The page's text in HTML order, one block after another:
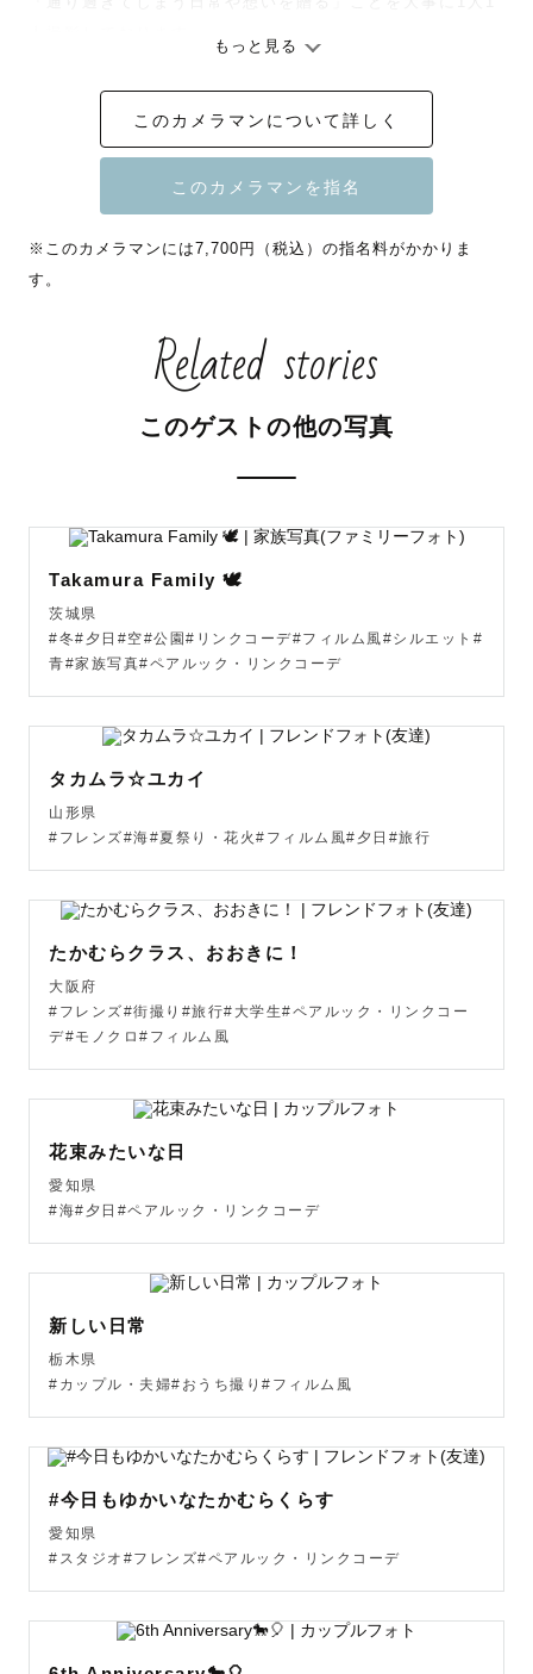
呼んでいただけると嬉しいです☺️
撮影のご相談・質問に関して、公式LINEからお気軽にご連
絡ください🗣
🌳どんな写真撮る人なの？☁️
た撮影を得意としています。
こうしたかったな、こうだったらいいなを一緒に創ってい
想いがないからといってお願いしちゃマズイかな、、とは
ましたらお気軽にご相談くださいね🌿🧺
🗣どんな人なの？
ぼーっと空を見上げるのがとても心地よく、カメラを始め
たきっかけの１つなんです 😌
ディズニーも好きで年パスを持って公園へ遊びに行く感覚
で行くくらいでした😂
かは地元の人たちが好きな場所だったり地域のことを聴い
て巡るのが好きです◎
を聴くのがワクワクでもあり楽しみでもありますのでぜひ
沼らせたいものがありましたらお待ちしております😂
カメラ始めるまで、自分の名前がとてつもなく苦手でし
た。
そういうこともあって、なりたい自分になれるもう一つの
ラブグラファーになる手前に出会った少年ジャンプ作品の
主人公の名前から拝借しています。
なぎた という名前、自分の中では想い込めてつけたものな
もっと見る
このカメラマンについて詳しく
※このカメラマンには7,700円（税込）の指名料がかかりま
す。
Related stories
このゲストの他の写真
Takamura Family 🕊
茨城県
#冬#夕日#空#公園#リンクコーデ#フィルム風#シルエット#
青#家族写真#ペアルック・リンクコーデ
タカムラ☆ユカイ
山形県
#フレンズ#海#夏祭り・花火#フィルム風#夕日#旅行
たかむらクラス、おおきに！
大阪府
#フレンズ#街撮り#旅行#大学生#ペアルック・リンクコー
デ#モノクロ#フィルム風
花束みたいな日
愛知県
#海#夕日#ペアルック・リンクコーデ
新しい日常
栃木県
#カップル・夫婦#おうち撮り#フィルム風
#今日もゆかいなたかむらくらす
愛知県
#スタジオ#フレンズ#ペアルック・リンクコーデ